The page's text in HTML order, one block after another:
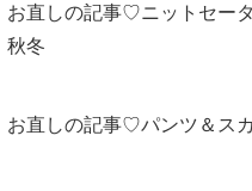
お直しの記事♡ニットセー
秋冬
お直しの記事♡パンツ＆ス